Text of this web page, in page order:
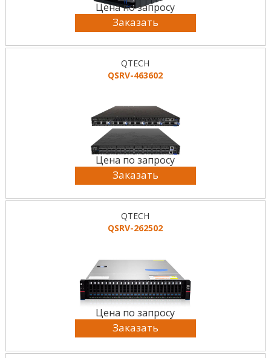
Цена по запросу
Заказать
QTECH
QSRV-463602
Цена по запросу
Заказать
QTECH
QSRV-262502
Цена по запросу
Заказать